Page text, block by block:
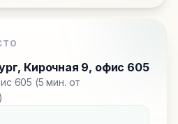
, Кирочная 9, офис 605
605 (5 мин. от